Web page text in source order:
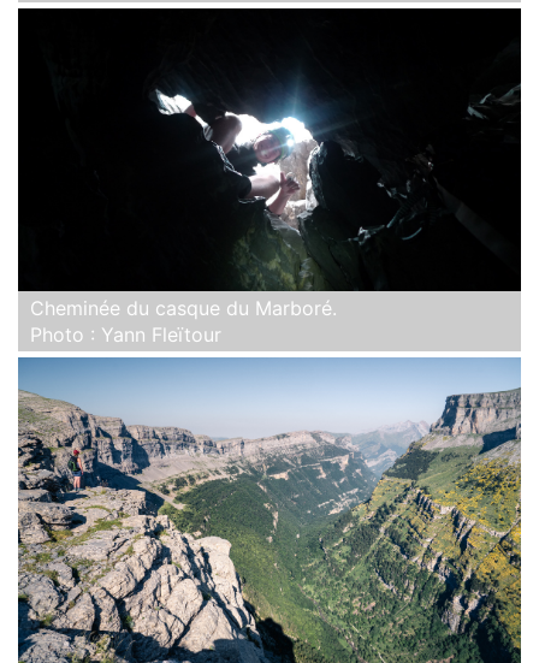
Cheminée du casque du Marboré.
Photo : Yann Fleïtour